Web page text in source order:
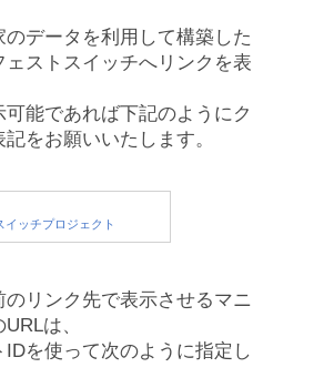
のデータを利用して構築した
ェストスイッチへリンクを表
能であれば下記のようにク
をお願いいたします。
のリンク先で表示させるマニ
は、
IDを使って次のように指定し